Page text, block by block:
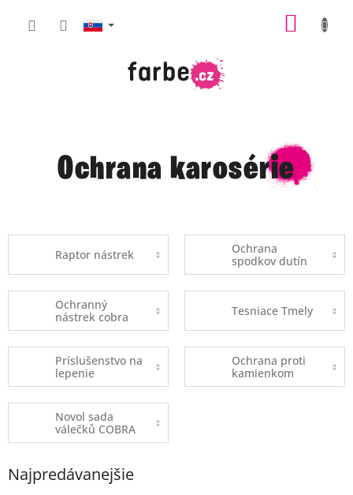
Ochrana karosérie
Raptor nástrek
Ochrana
spodkov dutín
Ochranný
nástrek cobra
Tesniace Tmely
Príslušenstvo na
lepenie
Ochrana proti
kamienkom
Novol sada
válečků COBRA
Najpredávanejšie